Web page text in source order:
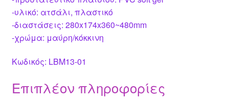
-υλικό: ατσάλι, πλαστικό
-διαστάσεις: 280x174x360~480mm
-χρώμα: μαύρη/κόκκινη
Κωδικός: LBM13-01
Επιπλέον πληροφορίες